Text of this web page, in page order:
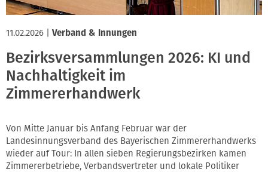
11.02.2026 Verband & Innungen
Bezirksversammlungen 2026: KI und
Nachhaltigkeit im
Zimmererhandwerk
Von Mitte Januar bis Anfang Februar war der
Landesinnungsverband des Bayerischen Zimmererhandwerks
wieder auf Tour: In allen sieben Regierungsbezirken kamen
Zimmererbetriebe, Verbandsvertreter und lokale Politiker